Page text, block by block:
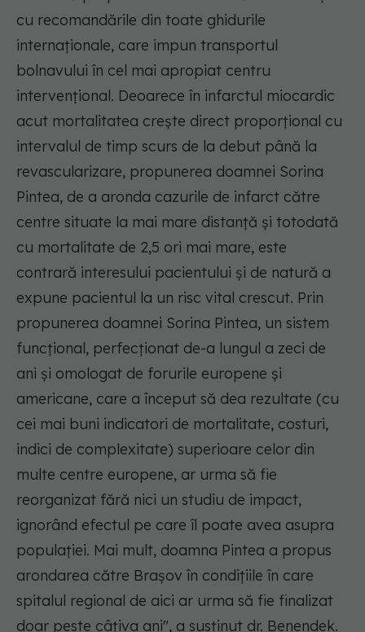
cu recomandările din toate ghidurile
internaţionale, care impun transportul
bolnavului în cel mai apropiat centru
intervenţional. Deoarece în infarctul miocardic
acut mortalitatea creşte direct proporţional cu
intervalul de timp scurs de la debut până la
revascularizare, propunerea doamnei Sorina
Pintea, de a aronda cazurile de infarct către
centre situate la mai mare distanţă şi totodată
cu mortalitate de 2,5 ori mai mare, este
contrară interesului pacientului şi de natură a
expune pacientul la un risc vital crescut. Prin
propunerea doamnei Sorina Pintea, un sistem
funcţional, perfecţionat de-a lungul a zeci de
ani şi omologat de forurile europene şi
americane, care a început să dea rezultate (cu
cei mai buni indicatori de mortalitate, costuri,
indici de complexitate) superioare celor din
multe centre europene, ar urma să fie
reorganizat fără nici un studiu de impact,
ignorând efectul pe care îl poate avea asupra
populaţiei. Mai mult, doamna Pintea a propus
arondarea către Braşov în condiţiile în care
spitalul regional de aici ar urma să fie finalizat
doar peste câţiva ani", a susţinut dr. Benendek.